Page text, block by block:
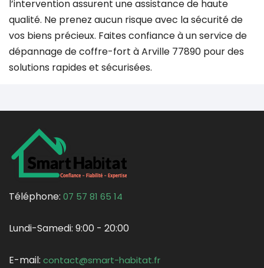
l’intervention assurent une assistance de haute
qualité. Ne prenez aucun risque avec la sécurité de
vos biens précieux. Faites confiance à un service de
dépannage de coffre-fort à Arville 77890 pour des
solutions rapides et sécurisées.
Téléphone: 07 57 81 65 14
Lundi-Samedi: 9:00 - 20:00
E-mail: contact@smart-habitat.fr